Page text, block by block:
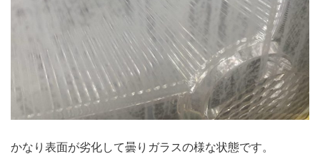
かなり表面が劣化して曇りガラスの様な状態です。